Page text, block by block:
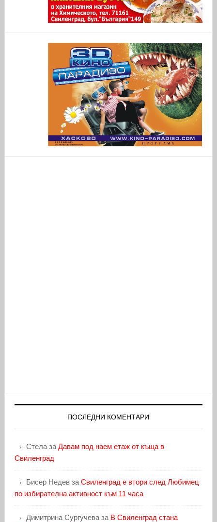
ПОСЛЕДНИ КОМЕНТАРИ
Стелаза Давам под наем етаж от къща в
Свиленград
Бисер Недевза Свиленград е втори след Любимец
по избирателна активност към 11 часа
Димитрина Сургучеваза В Свиленград стана